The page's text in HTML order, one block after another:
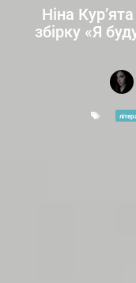
Ніна
збірку «Я